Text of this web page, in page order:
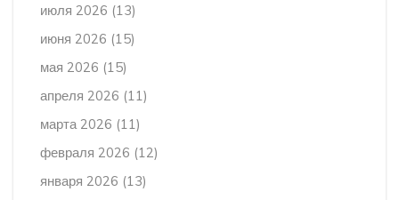
июля 2026 (13)
июня 2026 (15)
мая 2026 (15)
апреля 2026 (11)
марта 2026 (11)
февраля 2026 (12)
января 2026 (13)